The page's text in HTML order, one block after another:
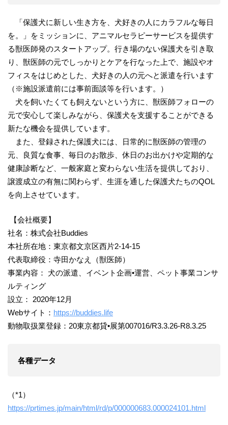
「保護犬に新しい生き方を、犬好きの人にカラフルな毎日
を。」をミッションに、アニマルセラピーサービスを提供す
る獣医師発のスタートアップ。行き場のない保護犬を引き取
り、獣医師の元でしっかりとケアを行なった上で、施設やオ
フィスをはじめとした、犬好きの人の元へと派遣を行います
（※施設派遣前には事前面談等を行います。）
犬を飼いたくても飼えないという方に、獣医師フォローの
元で安心して楽しみながら、保護犬を支援することができる
新たな機会を提供しています。
また、登録された保護犬には、日常的に獣医師の管理の
元、良質な食事、毎日のお散歩、休日のお出かけや定期的な
健康診断など、一般家庭と変わらない生活を提供しており、
譲渡成立の有無に関わらず、生涯を通した保護犬たちのQOL
を向上させています。
【会社概要】
社名：株式会社Buddies
本社所在地：東京都文京区西片2-14-15
代表取締役：寺田かなえ（獣医師）
事業内容： 犬の派遣、イベント企画•運営、ペット事業コンサ
ルティング
設立： 2020年12月
Webサイト： https://buddies.life
動物取扱業登録：20東京都貸•展第007016/R3.3.26-R8.3.25
各種データ
（*1）
https://prtimes.jp/main/html/rd/p/000000683.000024101.html